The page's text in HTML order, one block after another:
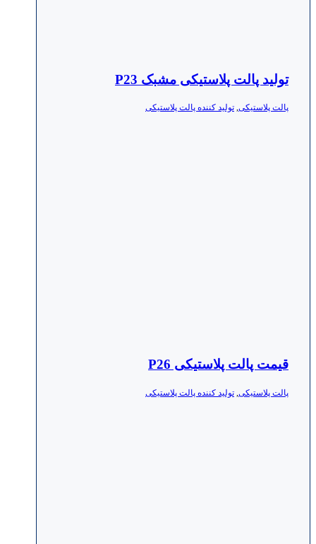
تولید پالت پلاستیکی مشبک P23
پالت پلاستیکی, تولید کننده پالت پلاستیکی
قیمت پالت پلاستیکی P26
پالت پلاستیکی, تولید کننده پالت پلاستیکی